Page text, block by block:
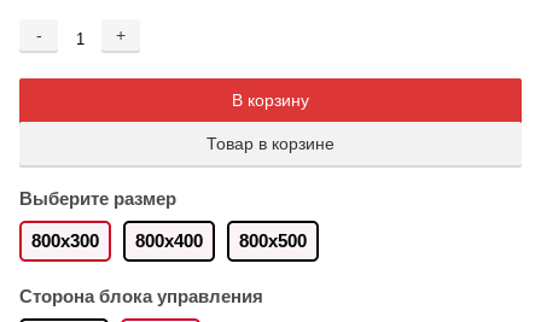
-
+
В корзину
Товар в корзине
Выберите размер
800x300 800х400 800х500
Сторона блока управления